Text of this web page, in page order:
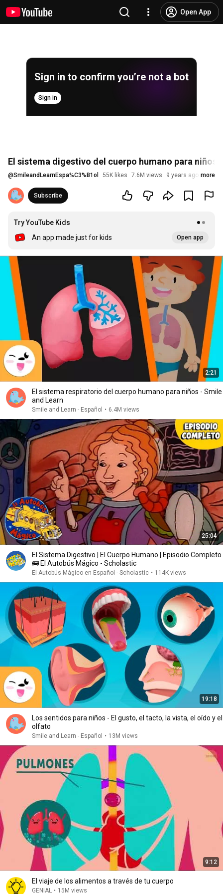
Open App
Sign in to confirm you’re not a bot
Sign in
El sistema digestivo del cuerpo humano para niños
@SmileandLearnEspa%C3%B1ol 55K likes 7.6M views 9 years ago more
Subscribe
Try YouTube Kids
An app made just for kids
Open app
2:21
El sistema respiratorio del cuerpo humano para niños - Smile
and Learn
Smile and Learn - Español • 6.4M views
25:04
El Sistema Digestivo | El Cuerpo Humano | Episodio Completo
🚌 El Autobús Mágico - Scholastic
El Autobús Mágico en Español - Scholastic • 114K views
19:18
Los sentidos para niños - El gusto, el tacto, la vista, el oído y el
olfato
Smile and Learn - Español • 13M views
9:12
El viaje de los alimentos a través de tu cuerpo
GENIAL • 15M views